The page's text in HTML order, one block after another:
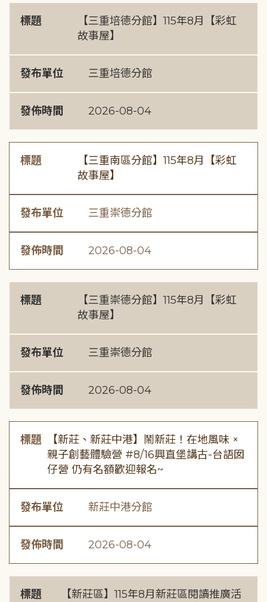
標題
【三重培德分館】115年8月【彩虹
故事屋】
發布單位 三重培德分館
發佈時間 2026-08-04
標題
【三重南區分館】115年8月【彩虹
故事屋】
發布單位 三重崇德分館
發佈時間 2026-08-04
標題
【三重崇德分館】115年8月【彩虹
故事屋】
發布單位 三重崇德分館
發佈時間 2026-08-04
標題
【新莊、新莊中港】鬧新莊！在地風味 ×
親子創藝體驗營 #8/16興直堡講古-台語囡
仔營 仍有名額歡迎報名~
發布單位 新莊中港分館
發佈時間 2026-08-04
標題
【新莊區】115年8月新莊區閱讀推廣活